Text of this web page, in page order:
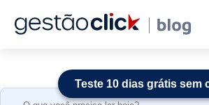
Search
Teste 10 dias grátis sem